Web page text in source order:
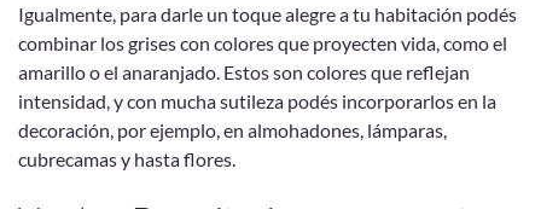
Igualmente, para darle un toque alegre a tu habitación podés
combinar los grises con colores que proyecten vida, como el
amarillo o el anaranjado. Estos son colores que reflejan
intensidad, y con mucha sutileza podés incorporarlos en la
decoración, por ejemplo, en almohadones, lámparas,
cubrecamas y hasta flores.